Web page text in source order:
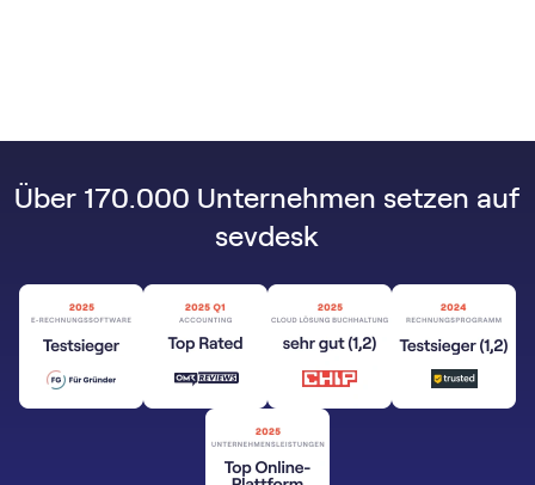
Über 170.000 Unternehmen setzen auf
sevdesk